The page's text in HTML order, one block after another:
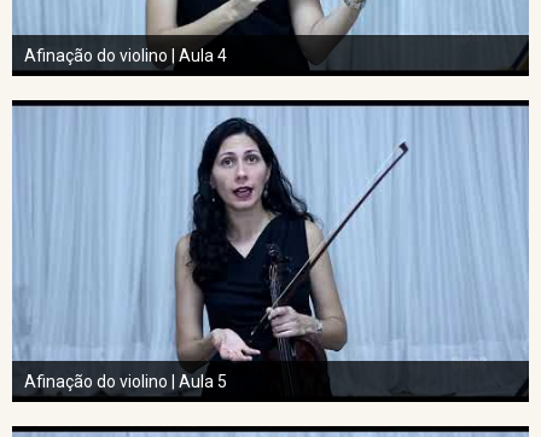
Afinação do violino | Aula 4
Afinação do violino | Aula 5